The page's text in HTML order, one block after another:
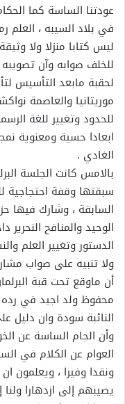
عودتنا الساسة كما
في بلاد السيبه ،
ليس كتابا منزلا ولا
للخلف صوابه وآن
لحقبة مابعد التأسيس
موريتانيا والعاصمة
للحدود وتغيير للغة
ابعادا حسية ومعنوية
الغادي .
بالامس كانت الجلسة
سبقتها وقفة احتجاجية
السابقة ، وشارك فيها
الوحيد والمنافح النحرير
الدستور وتغيير العلم
ولا تنبيه على صواب
أن ماوقع تحت قبة
محفوظ ولد اجيد في
النائبة سودة وان دليل
وأن الجام الساسة عن
العوام عن الكلام في
ونقدا وفيرا ، ويعلمون
يصيبهم إلى ازدهارا